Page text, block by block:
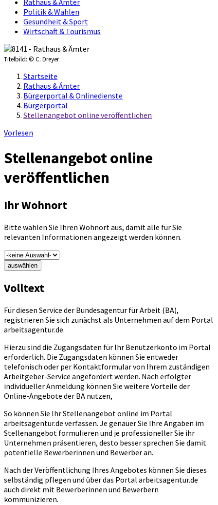
Rathaus & Ämter
Politik & Wahlen
Gesundheit & Sport
Wirtschaft & Tourismus
Titelbild: © C. Dreyer
Startseite
Rathaus & Ämter
Bürgerportal & Onlinedienste
Bürgerportal
Stellenangebot online veröffentlichen
Vorlesen
Stellenangebot online
veröffentlichen
Ihr Wohnort
Bitte wählen Sie Ihren Wohnort aus, damit alle für Sie
relevanten Informationen angezeigt werden können.
auswählen
Volltext
Für diesen Service der Bundesagentur für Arbeit (BA),
registrieren Sie sich zunächst als Unternehmen auf dem Portal
arbeitsagentur.de.
Hierzu sind die Zugangsdaten für Ihr Benutzerkonto im Portal
erforderlich. Die Zugangsdaten können Sie entweder
telefonisch oder per Kontaktformular von Ihrem zuständigen
Arbeitgeber-Service angefordert werden. Nach erfolgter
individueller Anmeldung können Sie weitere Vorteile der
Online-Angebote der BA nutzen,
So können Sie Ihr Stellenangebot online im Portal
arbeitsagentur.de verfassen. Je genauer Sie Ihre Angaben im
Stellenangebot formulieren und je professioneller Sie ihr
Unternehmen präsentieren, desto besser sprechen Sie damit
potentielle Bewerberinnen und Bewerber an.
Nach der Veröffentlichung Ihres Angebotes können Sie dieses
selbständig pflegen und über das Portal arbeitsagentur.de
auch direkt mit Bewerberinnen und Bewerbern
kommunizieren.